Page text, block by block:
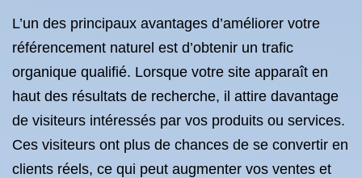
L’un des principaux avantages d’améliorer votre
référencement naturel est d’obtenir un trafic
organique qualifié. Lorsque votre site apparaît en
haut des résultats de recherche, il attire davantage
de visiteurs intéressés par vos produits ou services.
Ces visiteurs ont plus de chances de se convertir en
clients réels, ce qui peut augmenter vos ventes et